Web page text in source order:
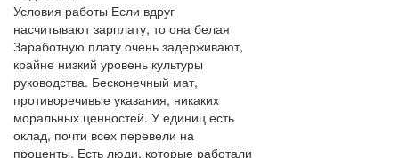
Условия работы Если вдруг
насчитывают зарплату, то она белая
Заработную плату очень задерживают,
крайне низкий уровень культуры
руководства. Бесконечный мат,
противоречивые указания, никаких
моральных ценностей. У единиц есть
оклад, почти всех перевели на
проценты. Есть люди, которые работали